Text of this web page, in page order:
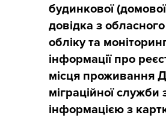
будинкової
довідка з обласного
обліку та
інформації про
місця проживання
міграційної служби
інформацією з